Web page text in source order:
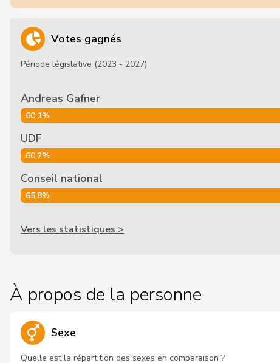
Votes gagnés
Période législative (2023 - 2027)
Andreas Gafner
60,1%
UDF
60,2%
Conseil national
65,8%
Vers les statistiques >
À propos de la personne
Sexe
Quelle est la répartition des sexes en comparaison ?